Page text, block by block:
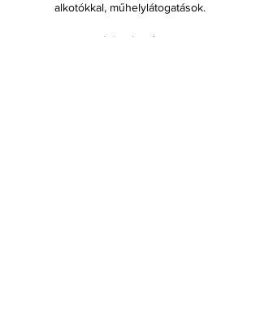
alkotókkal, műhelylátogatások.
Jelentkezés